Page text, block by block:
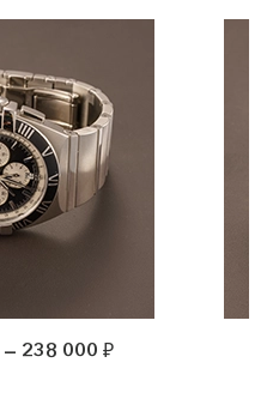
Часы Bvlgari — 95 000 ₽